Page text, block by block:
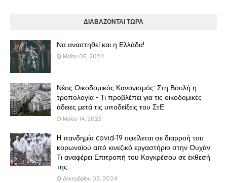
ΔΙΑΒΑΖΟΝΤΑΙ ΤΩΡΑ
Να αναστηθεί και η Ελλάδα!
Μαΐου 05, 2024
Νέος Οικοδομικός Κανονισμός: Στη Βουλή η
τροπολογία - Τι προβλέπει για τις οικοδομικές
άδειες μετά τις υποδείξεις του ΣτΕ
Μαΐου 14, 2025
H πανδημία covid-19 οφείλεται σε διαρροή του
κορωναϊού από κινεζικό εργαστήριο στην Ουχάν:
Τι αναφέρει Επιτροπή του Κογκρέσου σε έκθεσή
της
Δεκεμβρίου 03, 2024